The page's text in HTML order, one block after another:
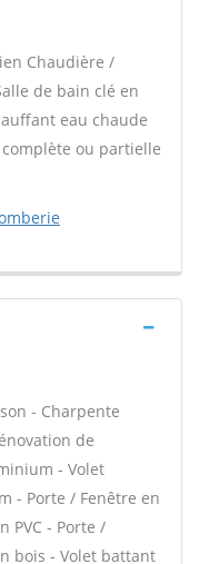
Chaudière /
de bain clé en
eau chaude
ou partielle
- Charpente
de
- Volet
- Porte / Fenêtre en
PVC - Porte /
bois - Volet battant